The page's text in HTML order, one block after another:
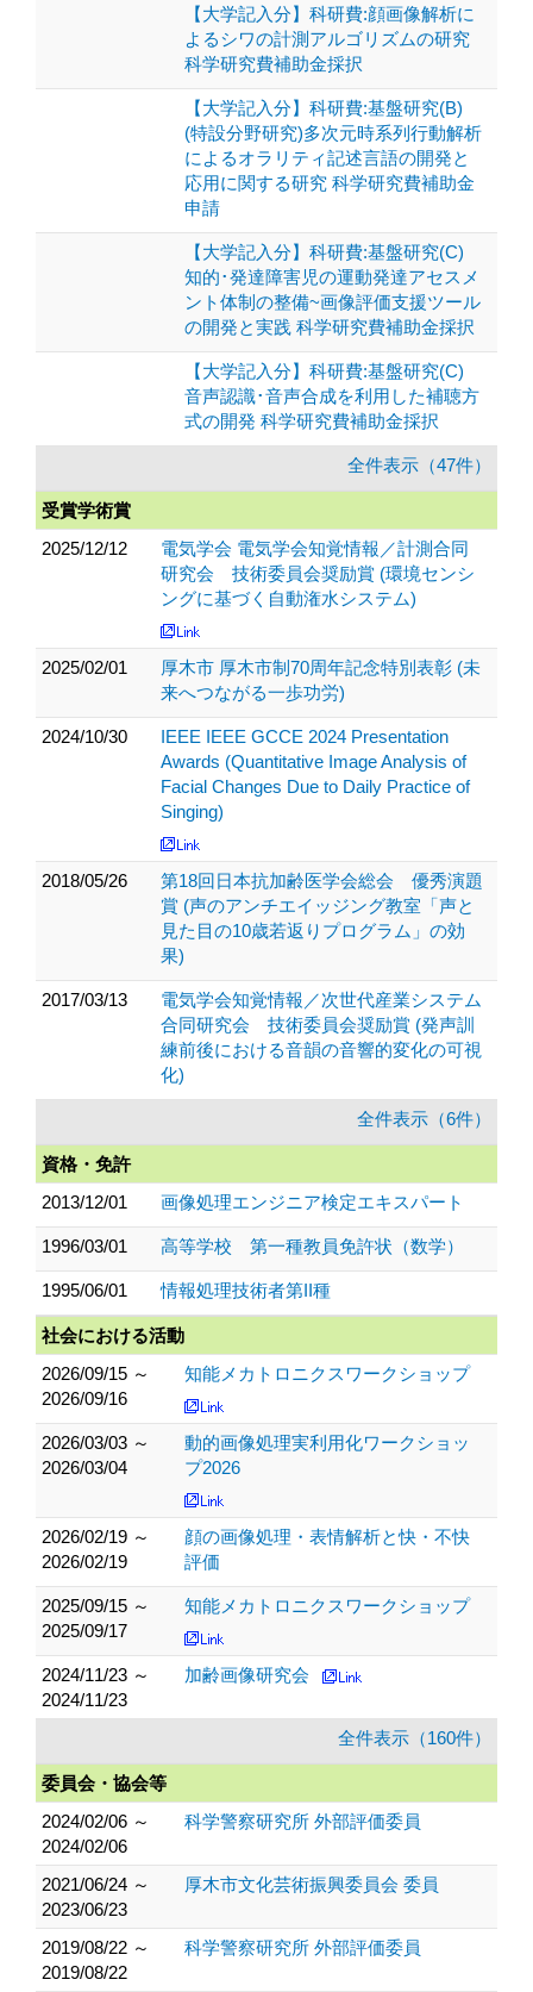
【大学記入分】科研費:顔画像解析に
よるシワの計測アルゴリズムの研究
科学研究費補助金採択
【大学記入分】科研費:基盤研究(B)
(特設分野研究)多次元時系列行動解析
によるオラリティ記述言語の開発と
応用に関する研究 科学研究費補助金
申請
【大学記入分】科研費:基盤研究(C)
知的･発達障害児の運動発達アセスメ
ント体制の整備~画像評価支援ツール
の開発と実践 科学研究費補助金採択
【大学記入分】科研費:基盤研究(C)
音声認識･音声合成を利用した補聴方
式の開発 科学研究費補助金採択
全件表示（47件）
受賞学術賞
2025/12/12
電気学会 電気学会知覚情報／計測合同
研究会 技術委員会奨励賞 (環境センシ
ングに基づく自動潅水システム)
2025/02/01
厚木市 厚木市制70周年記念特別表彰 (未
来へつながる一歩功労)
2024/10/30
IEEE IEEE GCCE 2024 Presentation
Awards (Quantitative Image Analysis of
Facial Changes Due to Daily Practice of
Singing)
2018/05/26
第18回日本抗加齢医学会総会 優秀演題
賞 (声のアンチエイッジング教室「声と
見た目の10歳若返りプログラム」の効
果)
2017/03/13
電気学会知覚情報／次世代産業システム
合同研究会 技術委員会奨励賞 (発声訓
練前後における音韻の音響的変化の可視
化)
全件表示（6件）
資格・免許
2013/12/01
画像処理エンジニア検定エキスパート
1996/03/01 高等学校 第一種教員免許状（数学）
1995/06/01 情報処理技術者第II種
社会における活動
2026/09/15 ～
2026/09/16
知能メカトロニクスワークショップ
2026/03/03 ～
2026/03/04
動的画像処理実利用化ワークショッ
プ2026
2026/02/19 ～
2026/02/19
顔の画像処理・表情解析と快・不快
評価
2025/09/15 ～
2025/09/17
知能メカトロニクスワークショップ
2024/11/23 ～
2024/11/23
加齢画像研究会
全件表示（160件）
委員会・協会等
2024/02/06 ～
2024/02/06
科学警察研究所 外部評価委員
2021/06/24 ～
2023/06/23
厚木市文化芸術振興委員会 委員
2019/08/22 ～
2019/08/22
科学警察研究所 外部評価委員